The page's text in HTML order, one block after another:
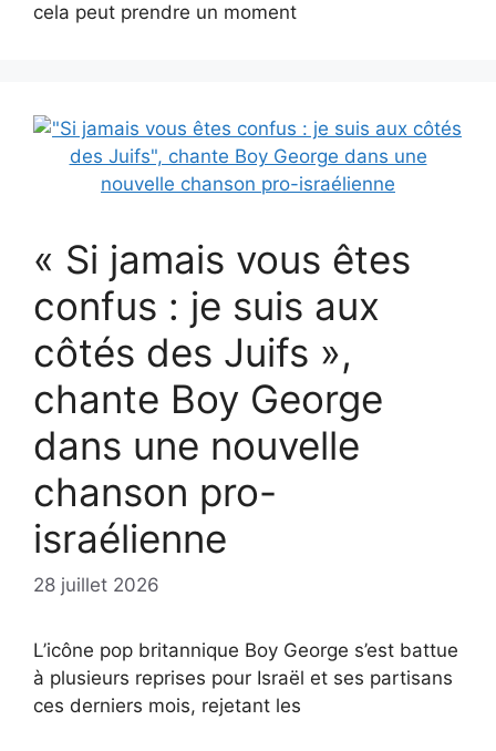
cela peut prendre un moment
« Si jamais vous êtes
confus : je suis aux
côtés des Juifs »,
chante Boy George
dans une nouvelle
chanson pro-
israélienne
28 juillet 2026
L’icône pop britannique Boy George s’est battue
à plusieurs reprises pour Israël et ses partisans
ces derniers mois, rejetant les